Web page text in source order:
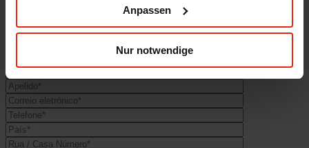
Anpassen
Nur notwendige